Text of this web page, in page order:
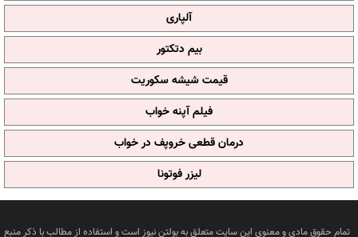
آلپاری
بیم دتکتور
قیمت شیشه سکوریت
فیلم آپنه خواب
درمان قطعی خروپف در خواب
لیزر فوتونا
تمام حقوق مادی و معنوی این سایت متعلق به بولتن نیوز است و استفاده از مطالب با ذکر منبع